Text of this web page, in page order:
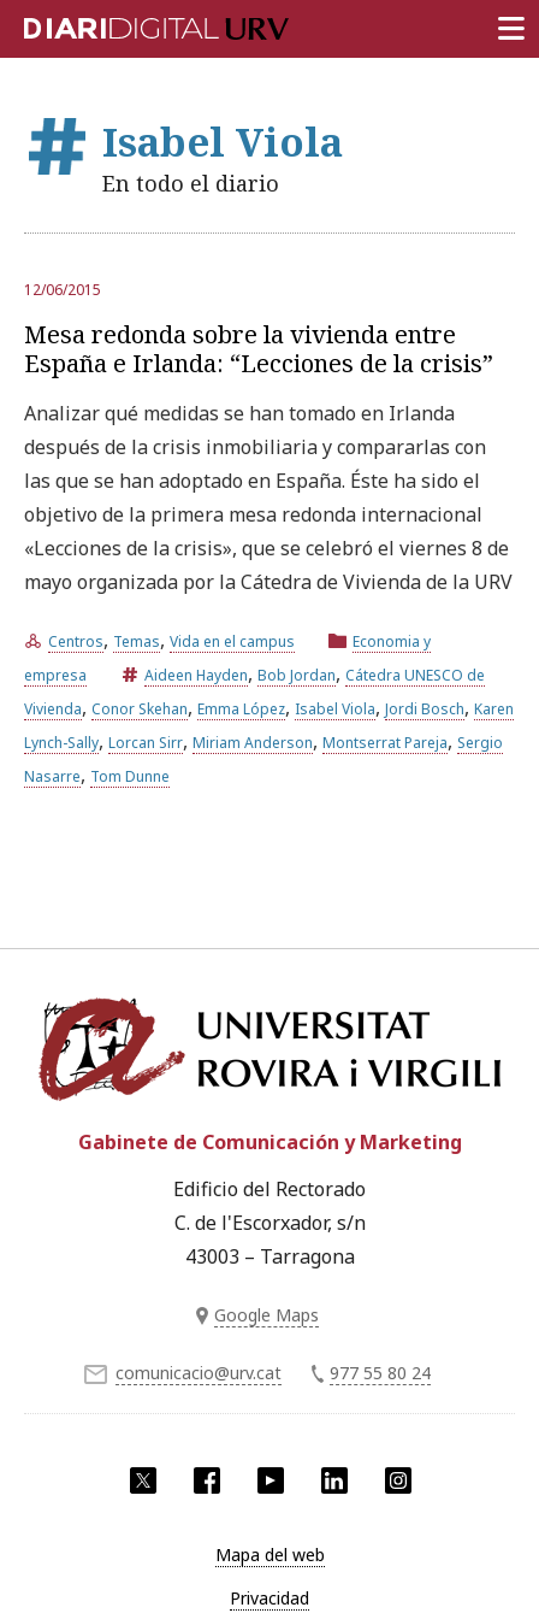
INVESTIGACIÓN
VIDA EN EL CAMPUS
COMUNIDAD URV
Ámbitos universitarios
ESPAÑOL
Isabel Viola
En todo el diario
12/06/2015
Mesa redonda sobre la vivienda entre
España e Irlanda: “Lecciones de la crisis”
Analizar qué medidas se han tomado en Irlanda
después de la crisis inmobiliaria y compararlas con
las que se han adoptado en España. Éste ha sido el
objetivo de la primera mesa redonda internacional
«Lecciones de la crisis», que se celebró el viernes 8 de
mayo organizada por la Cátedra de Vivienda de la URV
Centros, Temas, Vida en el campus
Economia y
empresa
Aideen Hayden, Bob Jordan, Cátedra UNESCO de
Vivienda, Conor Skehan, Emma López, Isabel Viola, Jordi Bosch, Karen
Lynch-Sally, Lorcan Sirr, Miriam Anderson, Montserrat Pareja, Sergio
Nasarre, Tom Dunne
Twitter Facebook YouTube LinkedIn
Gabinete de Comunicación y Marketing
Edificio del Rectorado
C. de l'Escorxador, s/n
43003 – Tarragona
Google Maps
comunicacio@urv.cat 977 55 80 24
Mapa del web
Privacidad